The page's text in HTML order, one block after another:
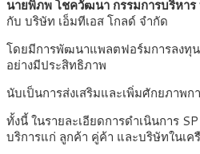
นายพิภพ โชควัฒนา กรรมการบริหา
กับ บริษัท เอ็มทีเอส โกลด์ จำกัด
โดยมีการพัฒนาแพลตฟอร์มการลงทุน
อย่างมีประสิทธิภาพ
นับเป็นการส่งเสริมและเพิ่มศักยภาพ
ทั้งนี้ ในรายละเอียดการดำเนินการ
บริการแก่ ลูกค้า คู่ค้า และบริษัทในเ